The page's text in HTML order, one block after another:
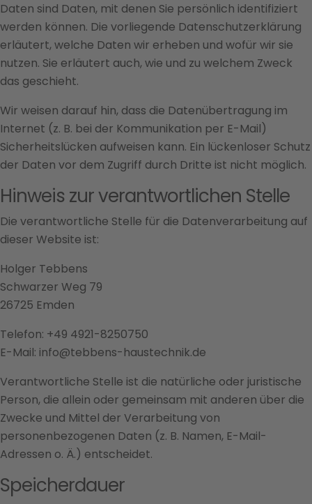
Daten sind Daten, mit denen Sie persönlich identifiziert
werden können. Die vorliegende Datenschutzerklärung
erläutert, welche Daten wir erheben und wofür wir sie
nutzen. Sie erläutert auch, wie und zu welchem Zweck
das geschieht.
Wir weisen darauf hin, dass die Datenübertragung im
Internet (z. B. bei der Kommunikation per E-Mail)
Sicherheitslücken aufweisen kann. Ein lückenloser Schutz
der Daten vor dem Zugriff durch Dritte ist nicht möglich.
Hinweis zur verantwortlichen Stelle
Die verantwortliche Stelle für die Datenverarbeitung auf
dieser Website ist:
Holger Tebbens
Schwarzer Weg 79
26725 Emden
Telefon: +49 4921-8250750
E-Mail: info@tebbens-haustechnik.de
Verantwortliche Stelle ist die natürliche oder juristische
Person, die allein oder gemeinsam mit anderen über die
Zwecke und Mittel der Verarbeitung von
personenbezogenen Daten (z. B. Namen, E-Mail-
Adressen o. Ä.) entscheidet.
Speicherdauer